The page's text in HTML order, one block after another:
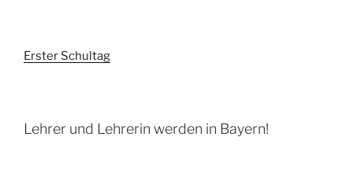
Erster Schultag
Lehrer und Lehrerin werden in Bayern!